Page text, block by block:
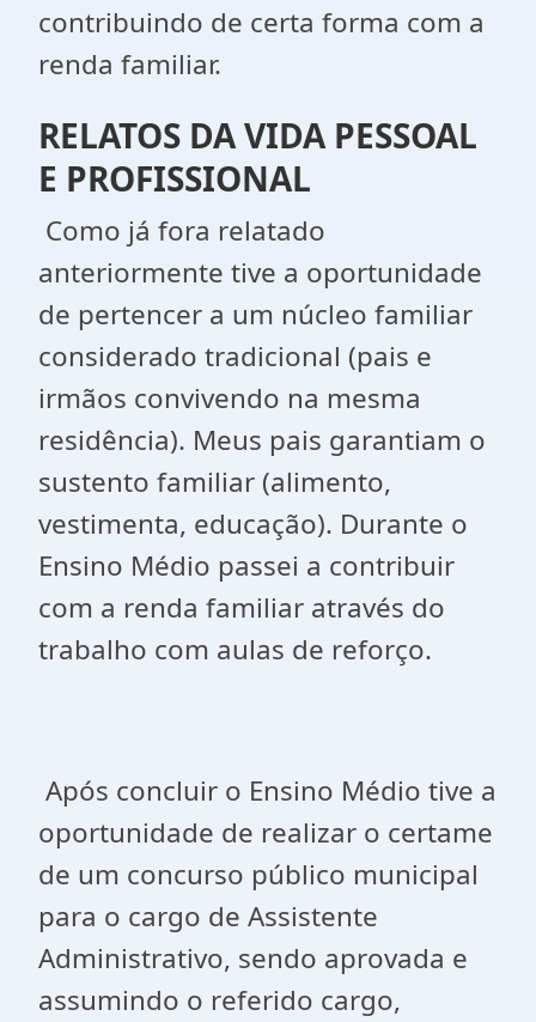
contribuindo de certa forma com a
renda familiar.
RELATOS DA VIDA PESSOAL
E PROFISSIONAL
Como já fora relatado
anteriormente tive a oportunidade
de pertencer a um núcleo familiar
considerado tradicional (pais e
irmãos convivendo na mesma
residência). Meus pais garantiam o
sustento familiar (alimento,
vestimenta, educação). Durante o
Ensino Médio passei a contribuir
com a renda familiar através do
trabalho com aulas de reforço.
Após concluir o Ensino Médio tive a
oportunidade de realizar o certame
de um concurso público municipal
para o cargo de Assistente
Administrativo, sendo aprovada e
assumindo o referido cargo,